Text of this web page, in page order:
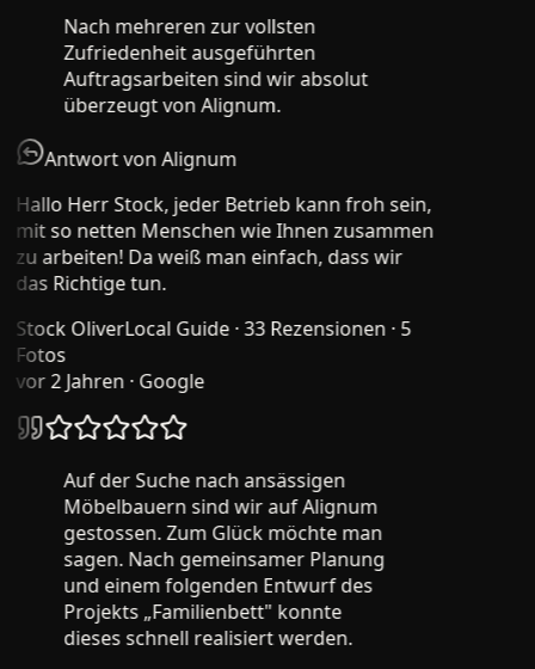
Nach mehreren zur vollsten
Zufriedenheit ausgeführten
Auftragsarbeiten sind wir absolut
überzeugt von Alignum.
Antwort von Alignum
Hallo Herr Stock, jeder Betrieb kann froh sein,
mit so netten Menschen wie Ihnen zusammen
zu arbeiten! Da weiß man einfach, dass wir
das Richtige tun.
Stock OliverLocal Guide · 33 Rezensionen · 5
Fotos
vor 2 Jahren· Google
Auf der Suche nach ansässigen
Möbelbauern sind wir auf Alignum
gestossen. Zum Glück möchte man
sagen. Nach gemeinsamer Planung
und einem folgenden Entwurf des
Projekts „Familienbett" konnte
dieses schnell realisiert werden.